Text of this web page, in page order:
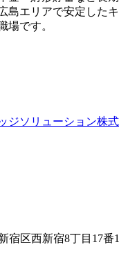
島エリアで安定した
場です。
ジソリューション株
宿区西新宿8丁目17番